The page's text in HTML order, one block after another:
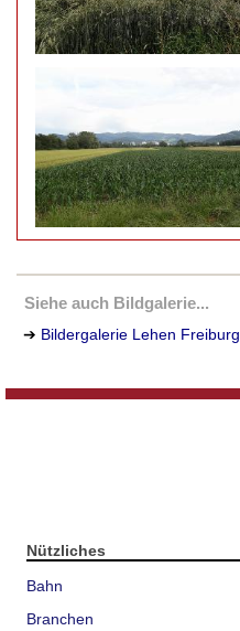
Siehe auch Bildgalerie...
➔ Bildergalerie Lehen Freiburg
Nützliches
Bahn
Branchen